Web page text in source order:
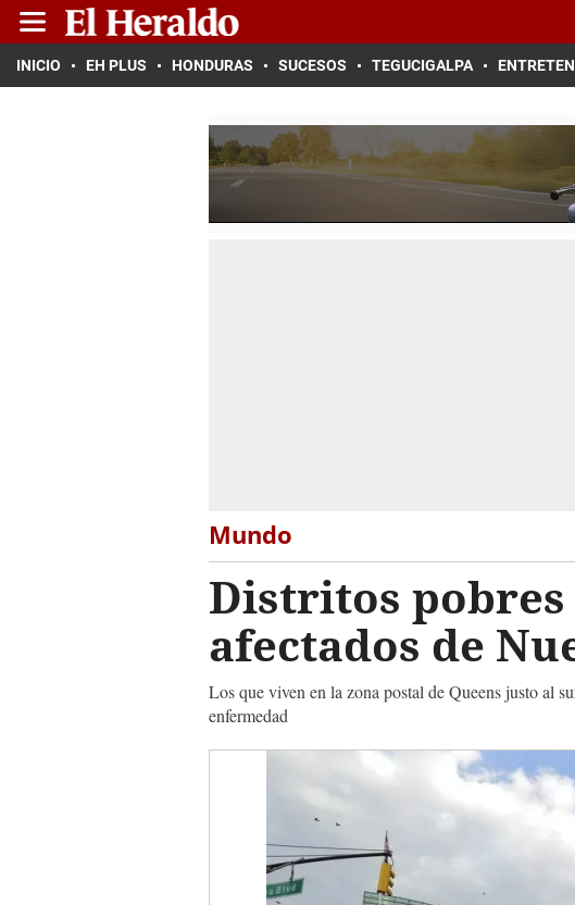
INICIO EH PLUS HONDURAS SUCESOS TEGUCIGALPA
Mundo
Distritos pobres
afectados de
Los que viven en la zona postal de Queens justo al
enfermedad